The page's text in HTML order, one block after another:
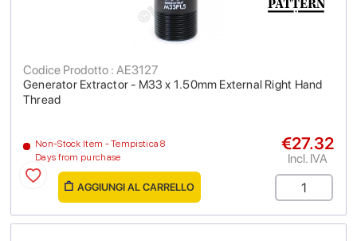
Generator Extractor - M33 x 1.50mm External Right Hand
Thread
Codice Prodotto : AE3127
Non-Stock Item - Tempistica 8
Days from purchase
€27.32
Incl. IVA
AGGIUNGI AL CARRELLO